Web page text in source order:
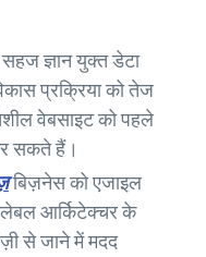
ज्ञान युक्त डेटा
प्रक्रिया को तेज
वेबसाइट को पहले
सकते हैं।
बिज़नेस को एजाइल
आर्किटेक्चर के
से जाने में मदद